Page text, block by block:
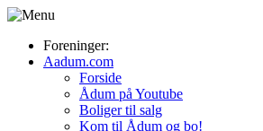
Foreninger:
Aadum.com
Forside
Ådum på Youtube
Boliger til salg
Kom til Ådum og bo!